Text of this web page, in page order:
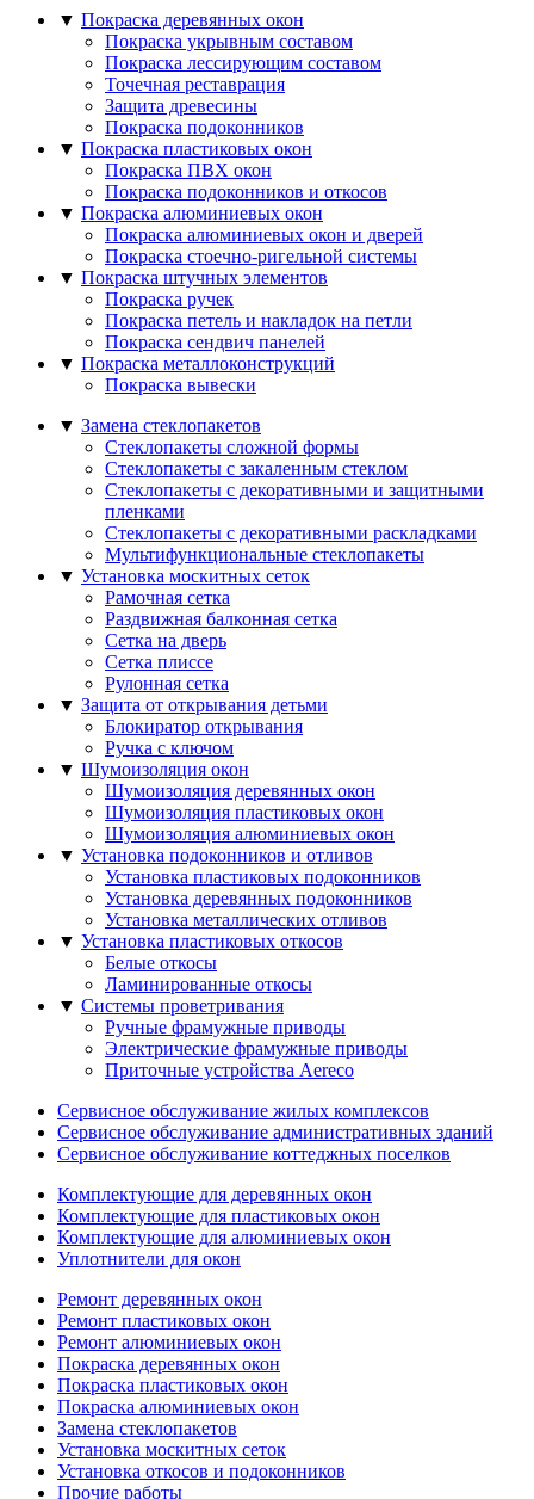
▼ Покраска деревянных окон
Покраска укрывным составом
Покраска лессирующим составом
Точечная реставрация
Защита древесины
Покраска подоконников
▼ Покраска пластиковых окон
Покраска ПВХ окон
Покраска подоконников и откосов
▼ Покраска алюминиевых окон
Покраска алюминиевых окон и дверей
Покраска стоечно-ригельной системы
▼ Покраска штучных элементов
Покраска ручек
Покраска петель и накладок на петли
Покраска сендвич панелей
▼ Покраска металлоконструкций
Покраска вывески
▼ Замена стеклопакетов
Стеклопакеты сложной формы
Стеклопакеты с закаленным стеклом
Стеклопакеты с декоративными и защитными
пленками
Стеклопакеты с декоративными раскладками
Мультифункциональные стеклопакеты
▼ Установка москитных сеток
Рамочная сетка
Раздвижная балконная сетка
Сетка на дверь
Сетка плиссе
Рулонная сетка
▼ Защита от открывания детьми
Блокиратор открывания
Ручка с ключом
▼ Шумоизоляция окон
Шумоизоляция деревянных окон
Шумоизоляция пластиковых окон
Шумоизоляция алюминиевых окон
▼ Установка подоконников и отливов
Установка пластиковых подоконников
Установка деревянных подоконников
Установка металлических отливов
▼ Установка пластиковых откосов
Белые откосы
Ламинированные откосы
▼ Системы проветривания
Ручные фрамужныe приводы
Электрические фрамужныe приводы
Приточные устройства Aereco
Сервисное обслуживание жилых комплексов
Сервисное обслуживание административных зданий
Сервисное обслуживание коттеджных поселков
Комплектующие для деревянных окон
Комплектующие для пластиковых окон
Комплектующие для алюминиевых окон
Уплотнители для окон
Ремонт деревянных окон
Ремонт пластиковых окон
Ремонт алюминиевых окон
Покраска деревянных окон
Покраска пластиковых окон
Покраска алюминиевых окон
Замена стеклопакетов
Установка москитных сеток
Установка откосов и подоконников
Прочие работы